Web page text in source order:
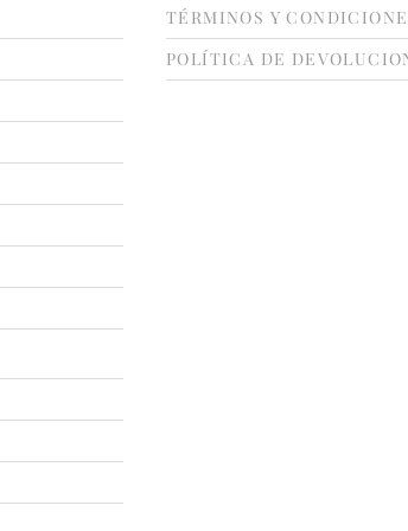
TÉRMINOS Y
POLÍTICA DE